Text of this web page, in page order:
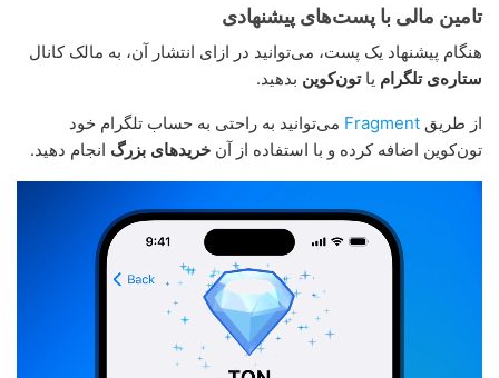
تامین مالی با پست‌های پیشنهادی
هنگام پیشنهاد یک پست، می‌توانید در ازای انتشار آن، به مالک کانال
ستاره‌ی تلگرام یاتون‌کوین بدهید.
از طریق Fragment می‌توانید به راحتی به حساب تلگرام خود
تون‌کوین اضافه کرده و با استفاده از آن خریدهای بزرگ انجام دهید.